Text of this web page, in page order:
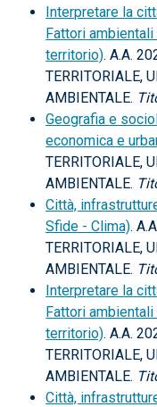
Interpretare la
Fattori
territorio). A.A.
TERRITORIALE,
AMBIENTALE.
Geografia e
economica e
TERRITORIALE,
AMBIENTALE.
Città,
Sfide - Clima).
TERRITORIALE,
AMBIENTALE.
Interpretare la
Fattori
territorio). A.A.
TERRITORIALE,
AMBIENTALE.
Città,